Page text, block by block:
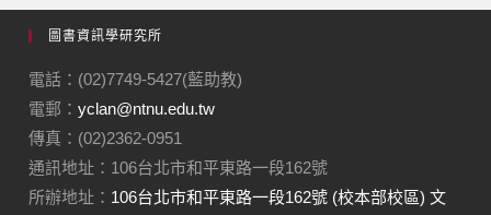
圖書資訊學研究所
電話：(02)7749-5427(藍助教)
電郵：yclan@ntnu.edu.tw
傳真：(02)2362-0951
通訊地址：106台北市和平東路一段162號
所辦地址： 106台北市和平東路一段162號 (校本部校區) 文